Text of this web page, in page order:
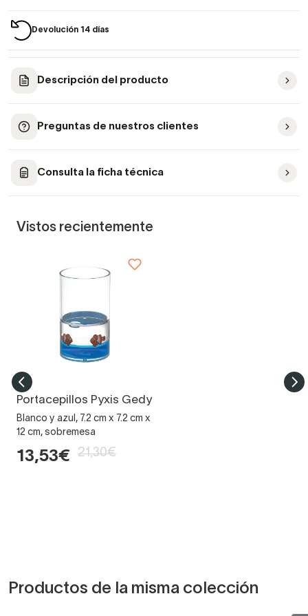
Devolución 14 días
Descripción del producto
Preguntas de nuestros clientes
Consulta la ficha técnica
Vistos recientemente
Portacepillos Pyxis Gedy
Blanco y azul, 7.2 cm x 7.2 cm x
12 cm, sobremesa
13,53€ 21,30€
Productos de la misma colección